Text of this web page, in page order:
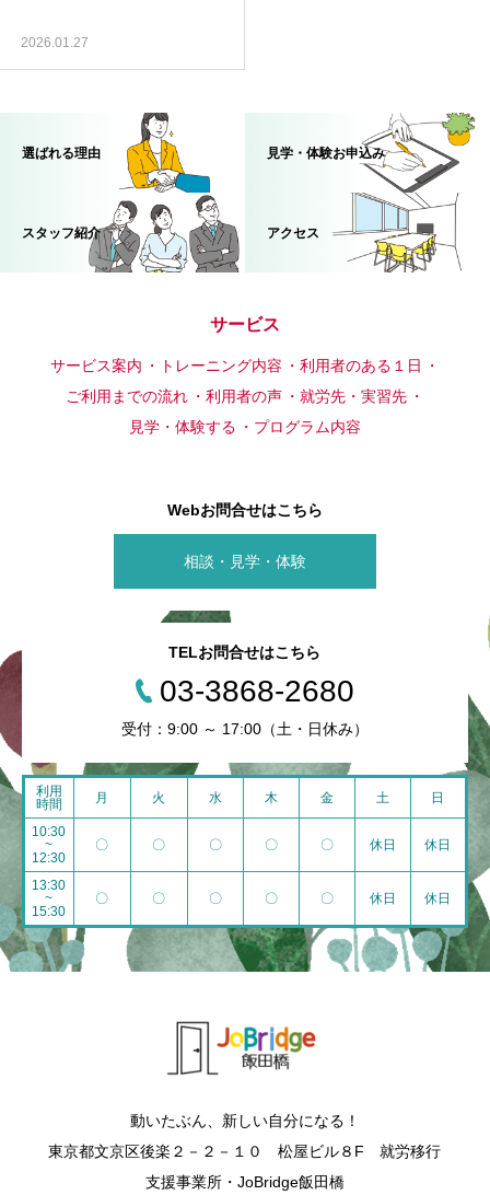
2026.01.27
選ばれる理由 見学・体験お申込み
スタッフ紹介 アクセス
サービス
サービス案内 トレーニング内容
利用者のある１日
ご利用までの流れ
利用者の声
就労先・実習先
見学・体験する
プログラム内容
Webお問合せはこちら
相談・見学・体験
TELお問合せはこちら
03-3868-2680
受付：9:00 ～ 17:00（土・日休み）
利用
時間
月 火 水 木 金 土 日
10:30
~
12:30
〇 〇 〇 〇 〇 休日 休日
13:30
~
15:30
〇 〇 〇 〇 〇 休日 休日
動いたぶん、新しい自分になる！
東京都文京区後楽２－２－１０ 松屋ビル８F 就労移行
支援事業所・JoBridge飯田橋